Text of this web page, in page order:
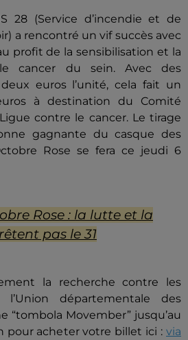
28 (Service d’incendie et de
a rencontré un vif succès avec
profit de la sensibilisation et la
cancer du sein. Avec des
euros l’unité, cela fait un
à destination du Comité
contre le cancer. Le tirage
gagnante du casque des
Rose se fera ce jeudi 6
Rose : la lutte et la
pas le 31
la recherche contre les
l’Union départementale des
“tombola Movember” jusqu’au
pour acheter votre billet ici : via